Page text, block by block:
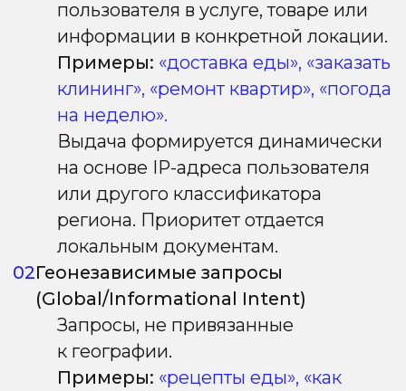
продвижения применяется
исключительно для геозависимых
(коммерческих) кластеров
семантики.
Как работает региональная
выдача
Механика определения поисковыми
системами выдачи конкретного региона
пользователю реализуется несколькими
методами:
По IP-адресу, который помогает
поисковым системам точно определить
местоположение пользователя;
— По классификатору региона
пользователя,настройкам языка и
региона в аккаунте пользователя;
По GPS-даннымдля определения
точного местоположения;
По топониму* в поисковом запросе.
Условная схема работы